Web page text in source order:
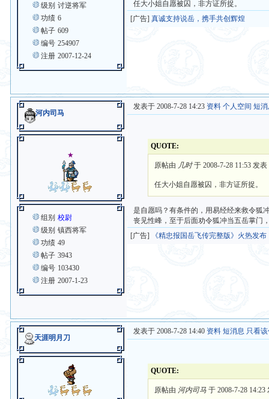
级别 讨逆将军
功绩 6
帖子 609
编号 254907
注册 2007-12-24
任大小姐自愿被囚，非方证所捉。
[广告]真诚支持说岳，携手共创辉煌
河内司马
★
组别 校尉
级别 镇西将军
功绩 49
帖子 3943
编号 103430
注册 2007-1-23
发表于 2008-7-28 14:23 资料 个人空间 短
QUOTE:
原帖由 几时于 2008-7-28 11:53 发表
任大小姐自愿被囚，非方证所捉。
是自愿吗？有条件的，用易经经来救令狐
丧见性峰，至于后面劝令狐冲当五岳掌门
[广告]
《精忠报国岳飞传完整版》火热发布
天涯明月刀
发表于 2008-7-28 14:40 资料 短消息 只看
QUOTE:
原帖由 河内司马 于 2008-7-28 14:23